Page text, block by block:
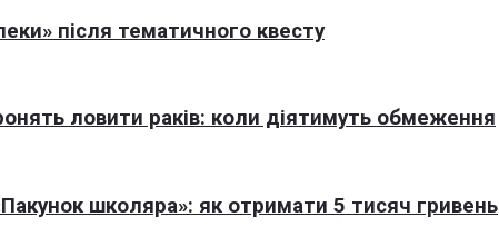
після тематичного квесту
ловити раків: коли діятимуть обмеження
школяра»: як отримати 5 тисяч гривень